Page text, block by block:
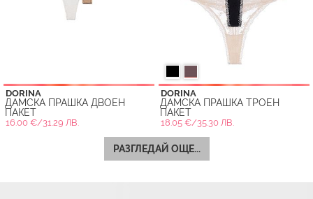
DORINA
ДАМСКА ПРАШКА ДВОЕН
ПАКЕТ
16.00 €/31.29 ЛВ.
DORINA
ДАМСКА ПРАШКА ТРОЕН
ПАКЕТ
18.05 €/35.30 ЛВ.
РАЗГЛЕДАЙ ОЩЕ...